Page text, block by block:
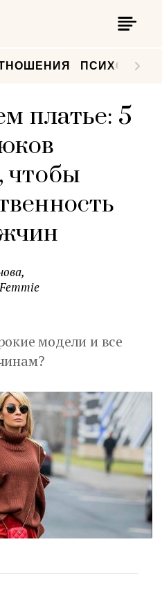
платье: 5
чтобы
модели и все